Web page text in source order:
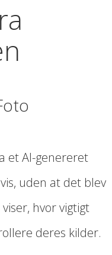
et AI-genereret
uden at det blev
hvor vigtigt
deres kilder.